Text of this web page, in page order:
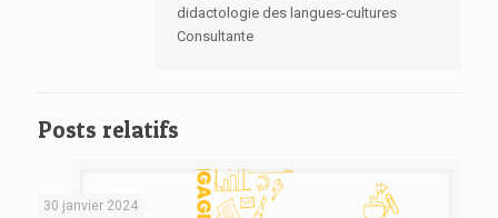
didactologie des langues-cultures
Consultante
Posts relatifs
30 janvier 2024